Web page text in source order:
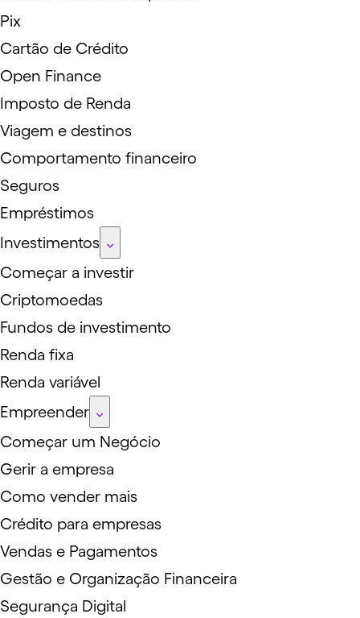
Pix
Cartão de Crédito
Open Finance
Imposto de Renda
Viagem e destinos
Comportamento financeiro
Seguros
Empréstimos
Investimentos
Começar a investir
Criptomoedas
Fundos de investimento
Renda fixa
Renda variável
Empreender
Começar um Negócio
Gerir a empresa
Como vender mais
Crédito para empresas
Vendas e Pagamentos
Gestão e Organização Financeira
Segurança Digital